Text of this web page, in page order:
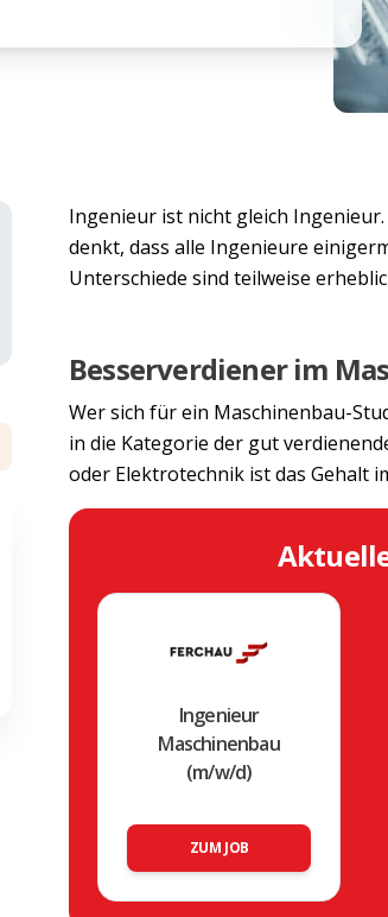
Ingenieur ist nicht gleich
denkt, dass alle Ingenieure
Unterschiede sind teilweise
Besserverdiener im
Wer sich für ein Maschinenbau-
in die Kategorie der gut
oder Elektrotechnik ist das Gehalt
Ingenieur
Maschinenbau
(m/w/d)
ZUM JOB